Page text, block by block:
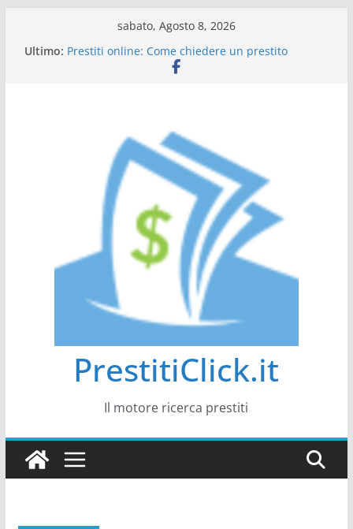
sabato, Agosto 8, 2026
Ultimo: Prestiti online: Come chiedere un prestito
Tutto ciò che dovete sapere sulle carte di credito
PrestitiClick.it
Il motore ricerca prestiti